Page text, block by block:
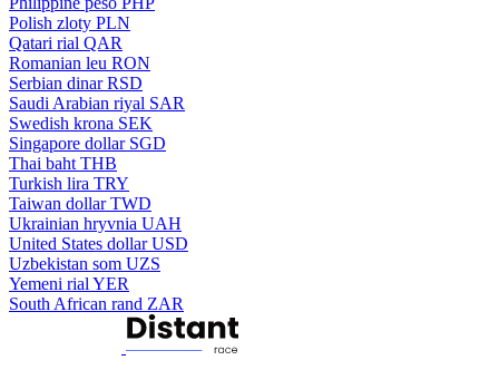
Polish zloty PLN
Qatari rial QAR
Romanian leu RON
Serbian dinar RSD
Saudi Arabian riyal SAR
Swedish krona SEK
Singapore dollar SGD
Thai baht THB
Turkish lira TRY
Taiwan dollar TWD
Ukrainian hryvnia UAH
United States dollar USD
Uzbekistan som UZS
Yemeni rial YER
South African rand ZAR